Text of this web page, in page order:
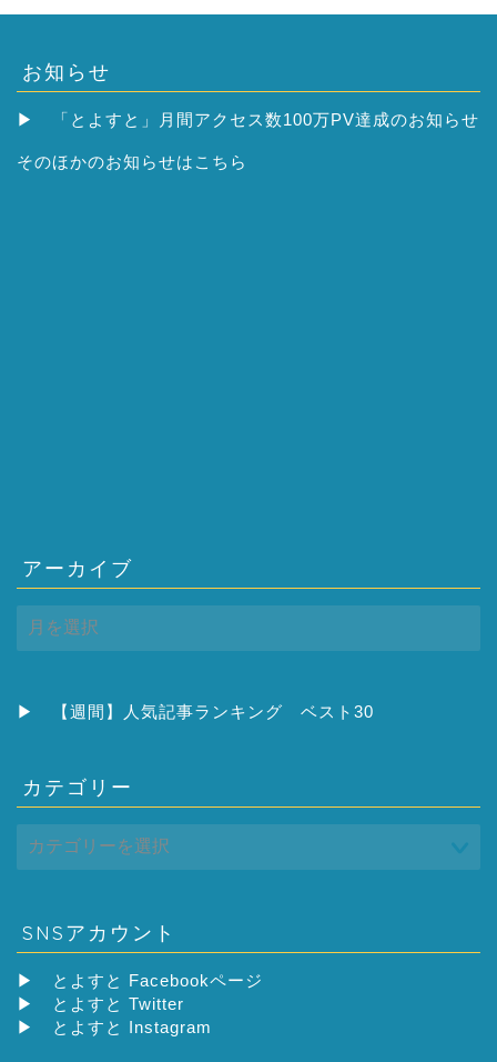
お知らせ
▶ 「とよすと」月間アクセス数100万PV達成のお知らせ
そのほかのお知らせはこちら
アーカイブ
ー
ブ
▶ 【週間】人気記事ランキング ベスト30
カテゴリー
SNSアカウント
▶
とよすと Facebookページ
▶
とよすと Twitter
▶
とよすと Instagram